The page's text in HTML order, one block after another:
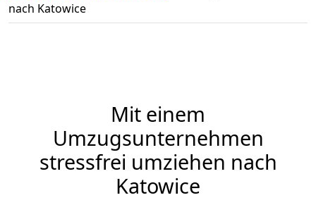
nach Katowice
Mit einem
Umzugsunternehmen
stressfrei umziehen nach
Katowice